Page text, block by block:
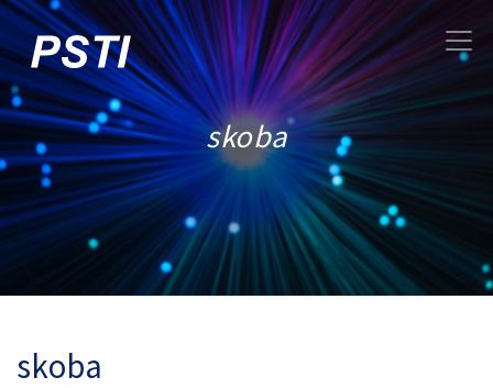
skoba
skoba